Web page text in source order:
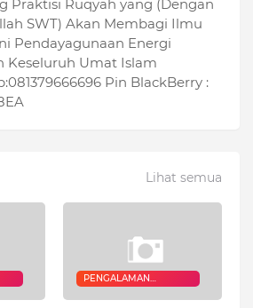
Praktisi Ruqyah yang (Dengan
SWT) Akan Membagi Ilmu
Pendayagunaan Energi
Keseluruh Umat Islam
Pin BlackBerry :
Lihat semua
PENGALAMAN